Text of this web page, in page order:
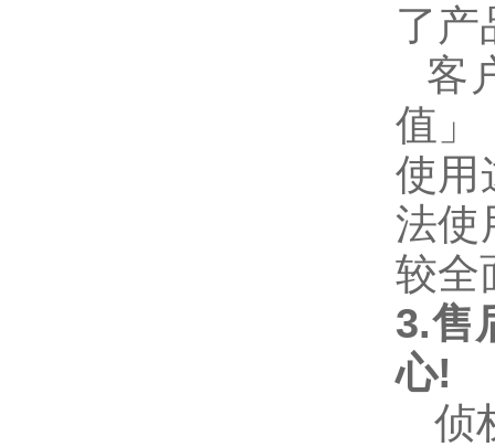
了产
客
值」
使用
法使
较全
3.售
心!
侦